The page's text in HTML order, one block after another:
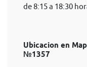
de 8:15 a 18:30
Ubicacion en
№1357